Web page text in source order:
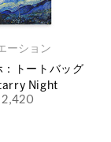
ーション
トートバッグ
Night
2,420